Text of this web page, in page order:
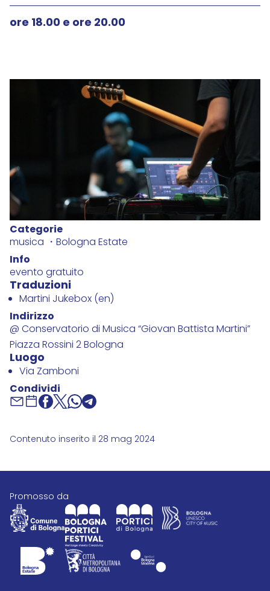
ore 18.00 e ore 20.00
Categorie
musica Bologna Estate
Info
evento gratuito
Traduzioni
Martini Jukebox (en)
Indirizzo
@ Conservatorio di Musica “Giovan Battista Martini”
Piazza Rossini 2 Bologna
Luogo
Via Zamboni
Condividi
Contenuto inserito il 28 mag 2024
promosso da